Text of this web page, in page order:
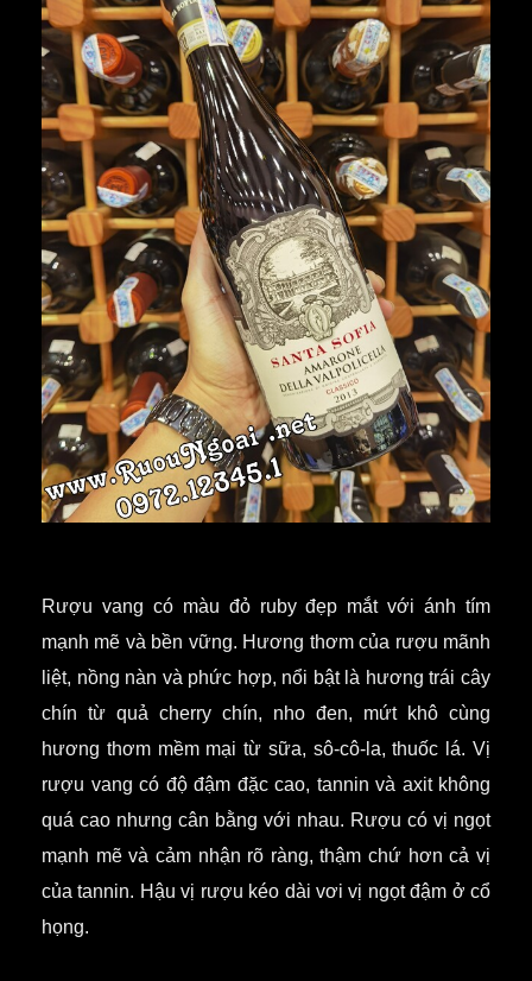
Rượu vang có màu đỏ ruby đẹp mắt với ánh tím
mạnh mẽ và bền vững. Hương thơm của rượu mãnh
liệt, nồng nàn và phức hợp, nổi bật là hương trái cây
chín từ quả cherry chín, nho đen, mứt khô cùng
hương thơm mềm mại từ sữa, sô-cô-la, thuốc lá. Vị
rượu vang có độ đậm đặc cao, tannin và axit không
quá cao nhưng cân bằng với nhau. Rượu có vị ngọt
mạnh mẽ và cảm nhận rõ ràng, thậm chứ hơn cả vị
của tannin. Hậu vị rượu kéo dài vơi vị ngọt đậm ở cổ
họng.